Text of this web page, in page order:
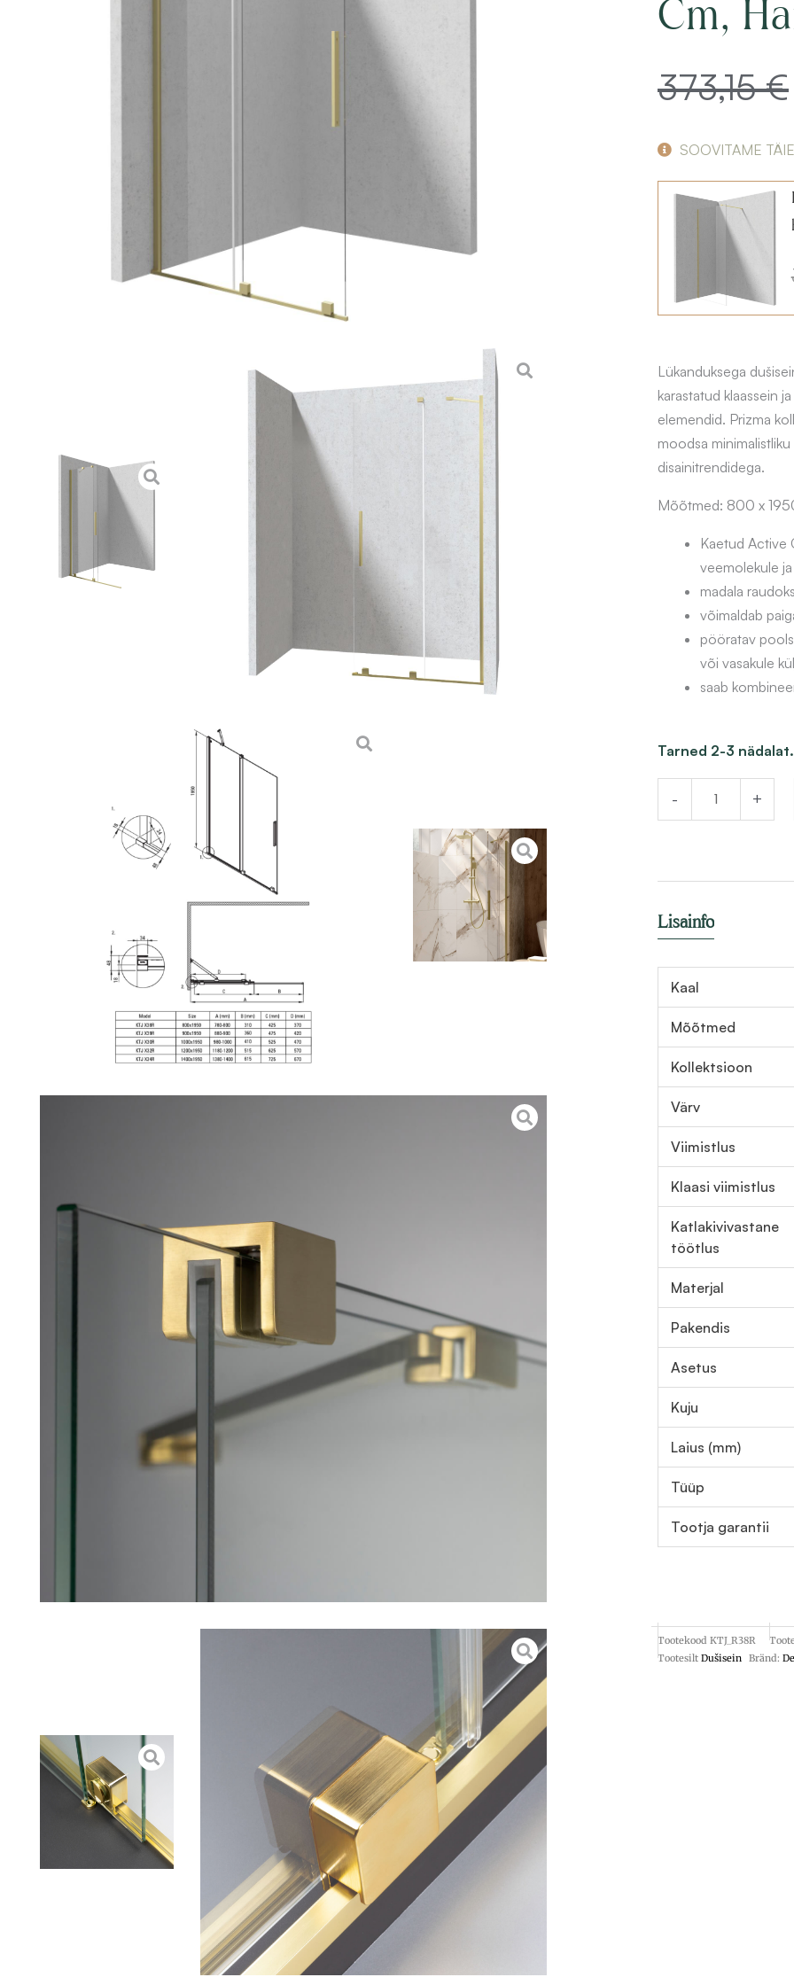
Cm,
373,15€
SOOVITAME
Lükanduksega
karastatud klaassein
elemendid. Prizma
moodsa
disainitrendidega.
Mõõtmed: 800 x
Kaetud Active
veemolekule
madala
võimaldab
pööratav
või vasakule
saab
Tarned 2-3 nädalat.
-
Lükanduksega
dušisein
Deante
Prizma
cm,
kuld
+
Lisainfo
Kaal
Mõõtmed
Kollektsioon
Värv
Viimistlus
Klaasi viimistlus
Katlakivivastane
töötlus
Materjal
Pakendis
Asetus
Kuju
Laius (mm)
Tüüp
Tootja garantii
Tootekood KTJ_R38R
Tootesilt Dušisein Bränd: